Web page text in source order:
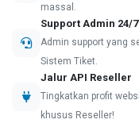
massal.
Support Admin 24/
Admin support yang
Sistem Tiket.
Jalur API Reseller
Tingkatkan profit
khusus Reseller!